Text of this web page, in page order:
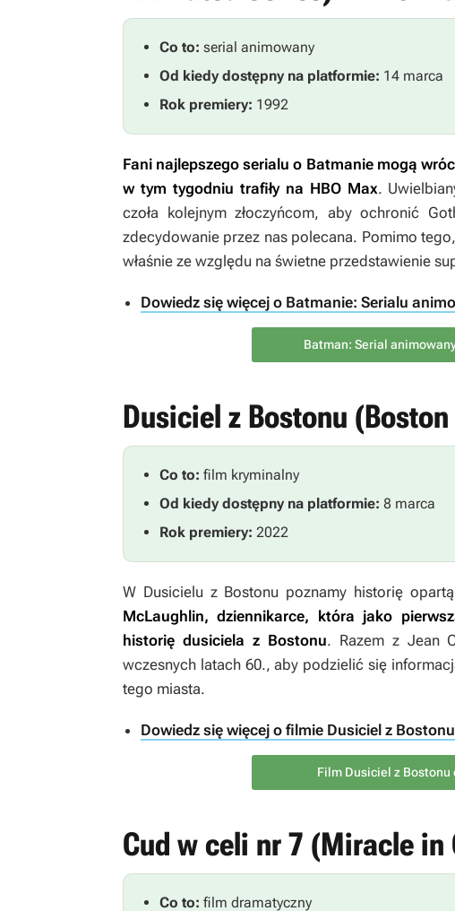
Co to: serial animowany
Od kiedy dostępny na platformie: 14 marca
Rok premiery: 1992
Fani najlepszego serialu o Batmanie mogą
w tym tygodniu trafiły na HBO Max.
czoła kolejnym złoczyńcom, aby ochronić
zdecydowanie przez nas polecana. Pomimo
właśnie ze względu na świetne przedstawienie
Dowiedz się więcej o Batmanie: Serialu
Batman: Serial
Dusiciel z Bostonu
Co to: film kryminalny
Od kiedy dostępny na platformie: 8 marca
Rok premiery: 2022
W Dusicielu z Bostonu poznamy historię
McLaughlin, dziennikarce, która jako
historię dusiciela z Bostonu. Razem z Jean
wczesnych latach 60., aby podzielić się
tego miasta.
Dowiedz się więcej o filmie Dusiciel z Bostonu
Film Dusiciel z Bostonu
Cud w celi nr 7 (Miracle in
Co to: film dramatyczny